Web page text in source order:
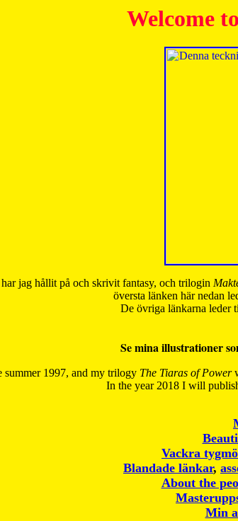
Welcome
har jag hållit på och skrivit fantasy, och trilogin
översta länken här nedan
De övriga länkarna leder
Se mina illustrationer
summer 1997, and my trilogy The Tiaras of Power
In the year 2018 I will
Vackra
Blandade länkar,
About the
Min